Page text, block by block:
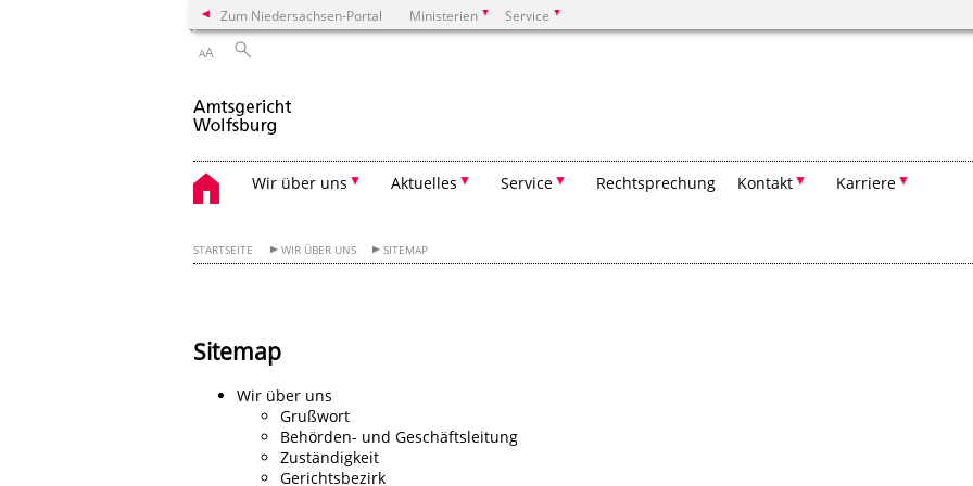
Zum Niedersachsen-Portal Ministerien Service
AA
Wir über uns Aktuelles Service Rechtsprechung Kontakt Karriere
STARTSEITE WIR ÜBER UNS SITEMAP
Sitemap
Wir über uns
Grußwort
Behörden- und Geschäftsleitung
Zuständigkeit
Gerichtsbezirk